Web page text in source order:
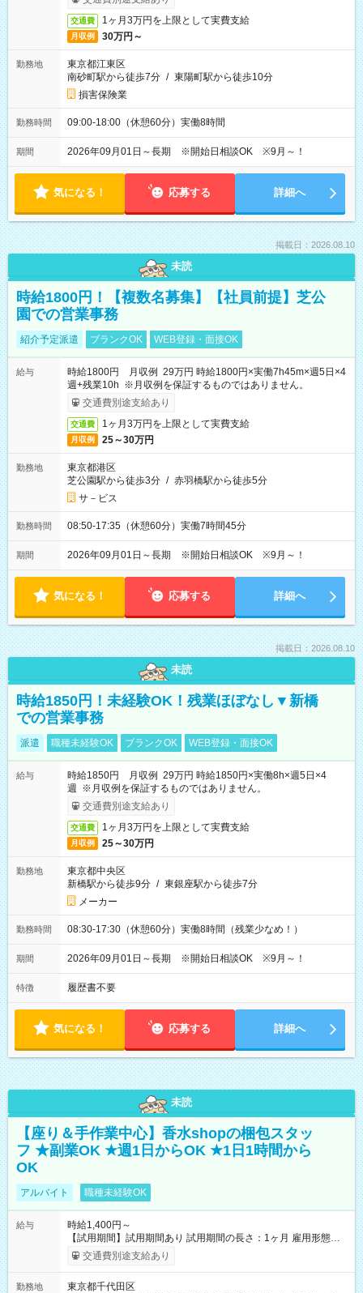
交通費 1ヶ月3万円を上限として実費支給
月収例 30万円～
勤務地
東京都江東区
南砂町駅から徒歩7分 / 東陽町駅から徒歩10分
損害保険業
勤務時間 09:00-18:00（休憩60分）実働8時間
期間 2026年09月01日～長期 ※開始日相談OK ※9月～！
気になる！ 応募する 詳細へ
掲載日：2026.08.10
未読
時給1800円！【複数名募集】【社員前提】芝公
園での営業事務
紹介予定派遣 ブランクOK WEB登録・面接OK
給与
時給1800円 月収例 29万円 時給1800円×実働7h45m×週5日×4
週+残業10h ※月収例を保証するものではありません。
交通費別途支給あり
交通費 1ヶ月3万円を上限として実費支給
月収例 25～30万円
勤務地
東京都港区
芝公園駅から徒歩3分 / 赤羽橋駅から徒歩5分
サ－ビス
勤務時間 08:50-17:35（休憩60分）実働7時間45分
期間 2026年09月01日～長期 ※開始日相談OK ※9月～！
気になる！ 応募する 詳細へ
掲載日：2026.08.10
未読
時給1850円！未経験OK！残業ほぼなし▼新橋
での営業事務
派遣 職種未経験OK ブランクOK WEB登録・面接OK
給与
時給1850円 月収例 29万円 時給1850円×実働8h×週5日×4
週 ※月収例を保証するものではありません。
交通費別途支給あり
交通費 1ヶ月3万円を上限として実費支給
月収例 25～30万円
勤務地
東京都中央区
新橋駅から徒歩9分 / 東銀座駅から徒歩7分
メーカー
勤務時間 08:30-17:30（休憩60分）実働8時間（残業少なめ！）
期間 2026年09月01日～長期 ※開始日相談OK ※9月～！
特徴 履歴書不要
気になる！ 応募する 詳細へ
未読
【座り＆手作業中心】香水shopの梱包スタッ
フ ★副業OK ★週1日からOK ★1日1時間から
OK
アルバイト 職種未経験OK
給与
時給1,400円～
【試用期間】試用期間あり 試用期間の長さ：1ヶ月 雇用形態、
給与は本採用時と同じです。
交通費別途支給あり
勤務地
東京都千代田区